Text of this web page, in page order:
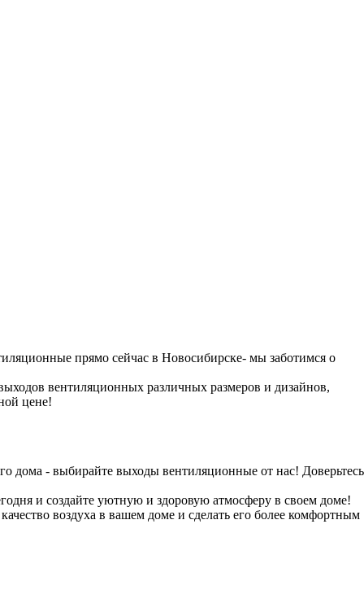
прямо сейчас в Новосибирске- мы заботимся о
вентиляционных различных размеров и дизайнов,
цене!
дома - выбирайте выходы вентиляционные от нас! Доверьтесь
и создайте уютную и здоровую атмосферу в своем доме!
воздуха в вашем доме и сделать его более комфортным